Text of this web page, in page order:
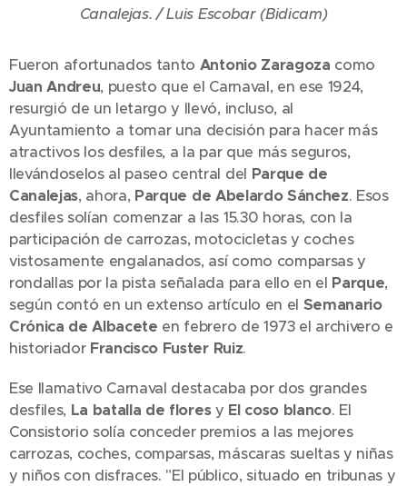
Canalejas. / Luis Escobar (Bidicam)
Fueron afortunados tanto Antonio Zaragoza como
Juan Andreu, puesto que el Carnaval, en ese 1924,
resurgió de un letargo y llevó, incluso, al
Ayuntamiento a tomar una decisión para hacer más
atractivos los desfiles, a la par que más seguros,
llevándoselos al paseo central del Parque de
Canalejas, ahora, Parque de Abelardo Sánchez. Esos
desfiles solían comenzar a las 15.30 horas, con la
participación de carrozas, motocicletas y coches
vistosamente engalanados, así como comparsas y
rondallas por la pista señalada para ello en el Parque,
según contó en un extenso artículo en el Semanario
Crónica de Albacete en febrero de 1973 el archivero e
historiador Francisco Fuster Ruiz.
Ese llamativo Carnaval destacaba por dos grandes
desfiles, La batalla de floresy El coso blanco. El
Consistorio solía conceder premios a las mejores
carrozas, coches, comparsas, máscaras sueltas y niñas
y niños con disfraces. "El público, situado en tribunas y